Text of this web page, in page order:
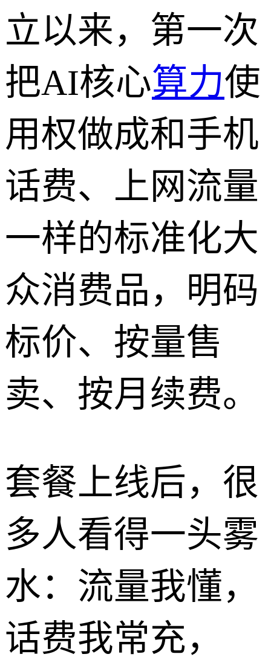
立以来，第一次
把AI核心算力使
用权做成和手机
话费、上网流量
一样的标准化大
众消费品，明码
标价、按量售
卖、按月续费。
套餐上线后，很
多人看得一头雾
水：流量我懂，
话费我常充，